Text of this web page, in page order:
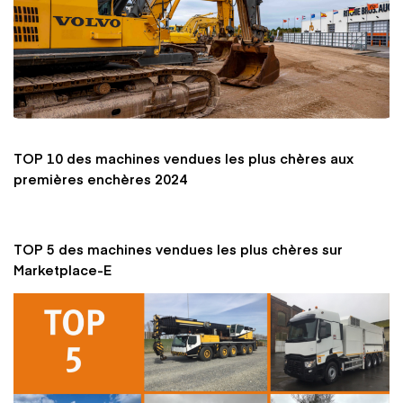
TOP 10 des machines vendues les plus chères aux
premières enchères 2024
TOP 5 des machines vendues les plus chères sur
Marketplace-E